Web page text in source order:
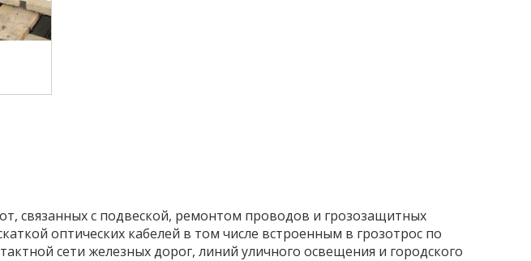
связанных с подвеской, ремонтом проводов и грозозащитных
оптических кабелей в том числе встроенным в грозотрос по
сети железных дорог, линий уличного освещения и городского